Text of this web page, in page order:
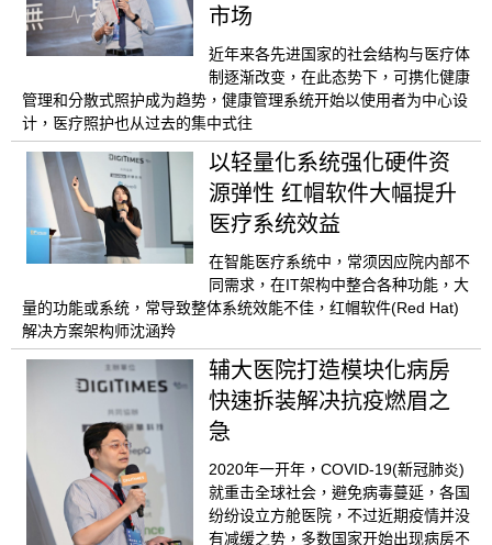
市场
近年来各先进国家的社会结构与医疗体
制逐渐改变，在此态势下，可携化健康
管理和分散式照护成为趋势，健康管理系统开始以使用者为中心设
计，医疗照护也从过去的集中式往
以轻量化系统强化硬件资
源弹性 红帽软件大幅提升
医疗系统效益
在智能医疗系统中，常须因应院内部不
同需求，在IT架构中整合各种功能，大
量的功能或系统，常导致整体系统效能不佳，红帽软件(Red Hat)
解决方案架构师沈涵羚
辅大医院打造模块化病房
快速拆装解决抗疫燃眉之
急
2020年一开年，COVID-19(新冠肺炎)
就重击全球社会，避免病毒蔓延，各国
纷纷设立方舱医院，不过近期疫情并没
有减缓之势，多数国家开始出现病房不